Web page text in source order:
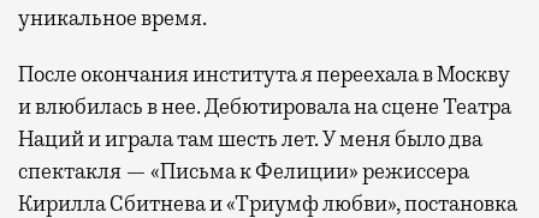
уникальное время.
После окончания института я переехала в Москву
и влюбилась в нее. Дебютировала на сцене Театра
Наций и играла там шесть лет. У меня было два
спектакля — «Письма к Фелиции» режиссера
Кирилла Сбитнева и «Триумф любви», постановка